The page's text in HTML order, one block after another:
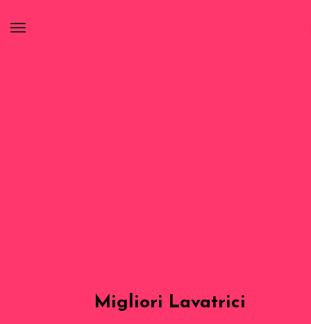
Migliori Lavatrici